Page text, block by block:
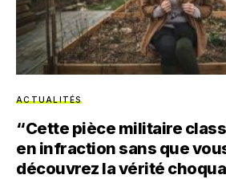
ACTUALITÉS
“Cette pièce militaire
en infraction sans que
découvrez la vérité